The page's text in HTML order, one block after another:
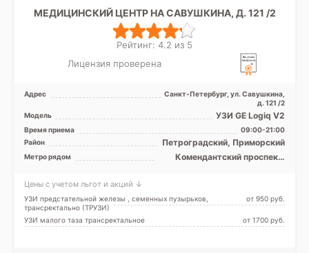
МЕДИЦИНСКИЙ ЦЕНТР НА САВУШКИНА, Д. 121 /2
Рейтинг: 4.2 из 5
Лицензия проверена
Адрес
Санкт-Петербург, ул. Савушкина,
д. 121 /2
Модель
УЗИ GE Logiq V2
Время приема
09:00-21:00
Район
Петроградский, Приморский
Метро рядом
Комендантский проспект,
Цены с учетом льгот и акций ↓
УЗИ предстательной железы , семенных пузырьков,
трансректально (ТРУЗИ)
от 950 pуб.
УЗИ малого таза трансректальное от 1700 pуб.